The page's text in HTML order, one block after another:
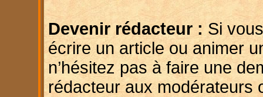
Devenir rédacteur : Si
écrire un article ou animer
n’hésitez pas à faire une
rédacteur aux modérateurs